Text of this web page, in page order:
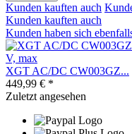
Kunden kauften auch
Kunden kauften auch
Kunden haben sich
XGT AC/DC CW003GZ...
449,99 € *
Zuletzt angesehen